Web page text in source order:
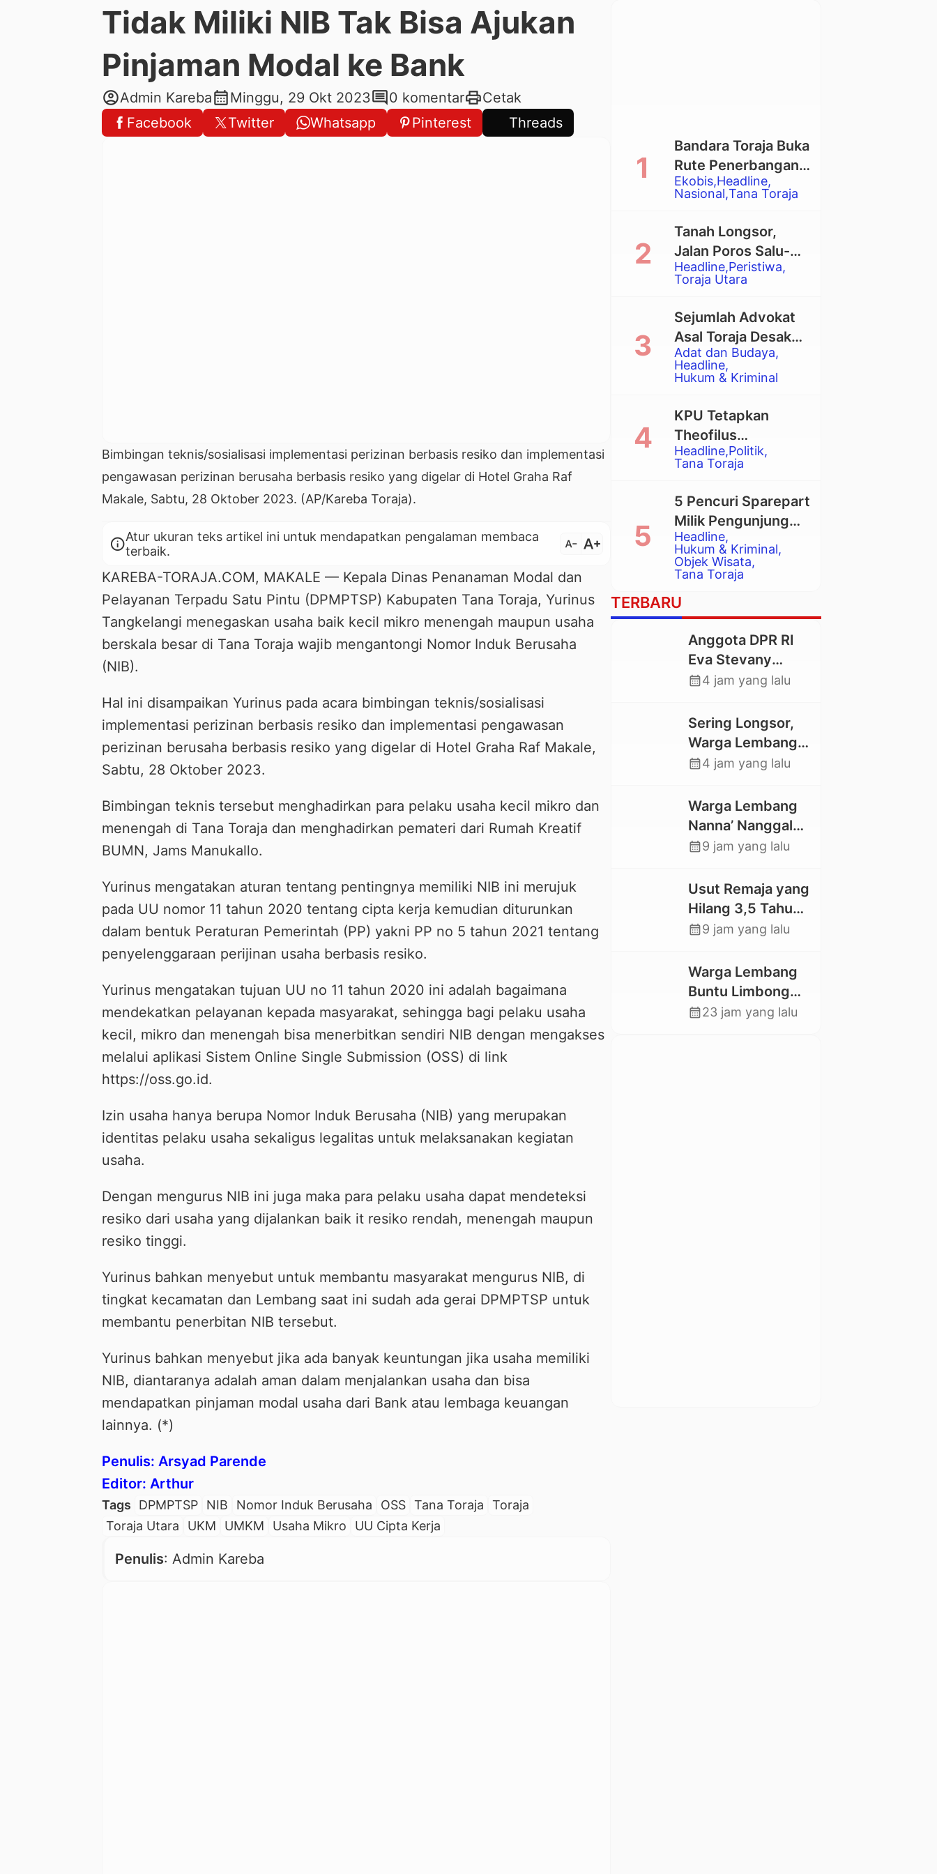
Tidak Miliki NIB Tak Bisa Ajukan
Pinjaman Modal ke Bank
account_circleAdmin Karebacalendar_monthMinggu, 29 Okt 2023comment0 komentarprintCetak
Facebook
Twitter Whatsapp Pinterest Threads
Bimbingan teknis/sosialisasi implementasi perizinan berbasis resiko dan implementasi
pengawasan perizinan berusaha berbasis resiko yang digelar di Hotel Graha Raf
Makale, Sabtu, 28 Oktober 2023. (AP/Kareba Toraja).
infoAtur ukuran teks artikel ini untuk mendapatkan pengalaman membaca
terbaik.
text_decrease text_increase
KAREBA-TORAJA.COM, MAKALE — Kepala Dinas Penanaman Modal dan
Pelayanan Terpadu Satu Pintu (DPMPTSP) Kabupaten Tana Toraja, Yurinus
Tangkelangi menegaskan usaha baik kecil mikro menengah maupun usaha
berskala besar di Tana Toraja wajib mengantongi Nomor Induk Berusaha
(NIB).
Hal ini disampaikan Yurinus pada acara bimbingan teknis/sosialisasi
implementasi perizinan berbasis resiko dan implementasi pengawasan
perizinan berusaha berbasis resiko yang digelar di Hotel Graha Raf Makale,
Sabtu, 28 Oktober 2023.
Bimbingan teknis tersebut menghadirkan para pelaku usaha kecil mikro dan
menengah di Tana Toraja dan menghadirkan pemateri dari Rumah Kreatif
BUMN, Jams Manukallo.
Yurinus mengatakan aturan tentang pentingnya memiliki NIB ini merujuk
pada UU nomor 11 tahun 2020 tentang cipta kerja kemudian diturunkan
dalam bentuk Peraturan Pemerintah (PP) yakni PP no 5 tahun 2021 tentang
penyelenggaraan perijinan usaha berbasis resiko.
Yurinus mengatakan tujuan UU no 11 tahun 2020 ini adalah bagaimana
mendekatkan pelayanan kepada masyarakat, sehingga bagi pelaku usaha
kecil, mikro dan menengah bisa menerbitkan sendiri NIB dengan mengakses
melalui aplikasi Sistem Online Single Submission (OSS) di link
https://oss.go.id.
Izin usaha hanya berupa Nomor Induk Berusaha (NIB) yang merupakan
identitas pelaku usaha sekaligus legalitas untuk melaksanakan kegiatan
usaha.
Dengan mengurus NIB ini juga maka para pelaku usaha dapat mendeteksi
resiko dari usaha yang dijalankan baik it resiko rendah, menengah maupun
resiko tinggi.
Yurinus bahkan menyebut untuk membantu masyarakat mengurus NIB, di
tingkat kecamatan dan Lembang saat ini sudah ada gerai DPMPTSP untuk
membantu penerbitan NIB tersebut.
Yurinus bahkan menyebut jika ada banyak keuntungan jika usaha memiliki
NIB, diantaranya adalah aman dalam menjalankan usaha dan bisa
mendapatkan pinjaman modal usaha dari Bank atau lembaga keuangan
lainnya. (*)
Penulis: Arsyad Parende
Editor: Arthur
Tags DPMPTSP NIB Nomor Induk Berusaha OSS Tana Toraja
Toraja
Toraja Utara
UKM UMKM Usaha Mikro UU Cipta Kerja
Penulis: Admin Kareba
Ekobis Headline
Nasional Tana Toraja
Bandara Toraja Buka
Rute Penerbangan
Langsung Toraja-
Balikpapan
Headline Peristiwa
Toraja Utara
Tanah Longsor,
Jalan Poros Salu-
Dende’ Tertutup
Total
Adat dan Budaya
Headline
Hukum & Kriminal
Sejumlah Advokat
Asal Toraja Desak
Mahkamah Agung
Larang Penggunaan
Eksekusi Rumah
Adat Tongkonan
Headline Politik
Tana Toraja
KPU Tetapkan
Theofilus
Allorerung dan
Zadrak Tombe
sebagai Bupati dan
Wakil Bupati Tana
Toraja Terpilih
Headline
Hukum & Kriminal
Objek Wisata
Tana Toraja
5 Pencuri Sparepart
Milik Pengunjung
Objek Wisata
Pango-Pango
Ditangkap Polisi
TERBARU
Anggota DPR RI
Eva Stevany
Rataba Salurkan
Warga Terdampak
Longsor di Buntu
Pepasan
calendar_month4 jam yang lalu
Sering Longsor,
Warga Lembang
Gasing Swadaya
Deker dan Talut
Jalan
Penghubung
calendar_month4 jam yang lalu
Warga Lembang
Nanna’ Nanggala,
Swadaya Cor
Jembatan
calendar_month9 jam yang lalu
Usut Remaja yang
Hilang 3,5 Tahun
Lalu, Polres Toraja
Datangi TKP
calendar_month9 jam yang lalu
Warga Lembang
Buntu Limbong
Gandasil,
calendar_month23 jam yang lalu